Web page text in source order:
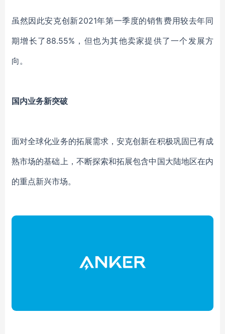
虽然因此安克创新2021年第一季度的销售费用较去年同
期增长了88.55%，但也为其他卖家提供了一个发展方
向。
国内业务新突破
面对全球化业务的拓展需求，安克创新在积极巩固已有成
熟市场的基础上，不断探索和拓展包含中国大陆地区在内
的重点新兴市场。